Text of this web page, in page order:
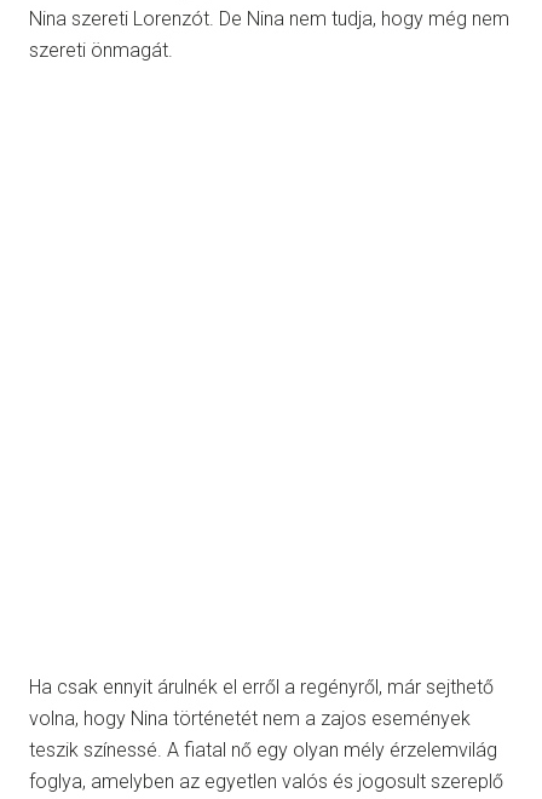
Nina szereti Lorenzót. De Nina nem tudja, hogy még nem
szereti önmagát.
Ha csak ennyit árulnék el erről a regényről, már sejthető
volna, hogy Nina történetét nem a zajos események
teszik színessé. A fiatal nő egy olyan mély érzelemvilág
foglya, amelyben az egyetlen valós és jogosult szereplő